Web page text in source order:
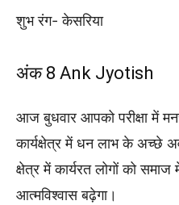
शुभ रंग- केसरिया
अंक 8 Ank Jyotish
आज बुधवार आपको परीक्षा में
कार्यक्षेत्र में धन लाभ के अच्छे
क्षेत्र में कार्यरत लोगों को समाज
आत्मविश्वास बढ़ेगा।